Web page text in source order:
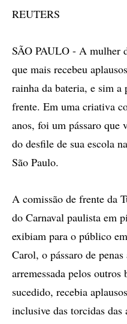
REUTERS
SÃO PAULO - A mulher
que mais recebeu
rainha da bateria, e sim a
frente. Em uma criativa
anos, foi um pássaro que
do desfile de sua escola
São Paulo.
A comissão de frente da
do Carnaval paulista em
exibiam para o público
Carol, o pássaro de
arremessada pelos
sucedido, recebia
inclusive das torcidas das